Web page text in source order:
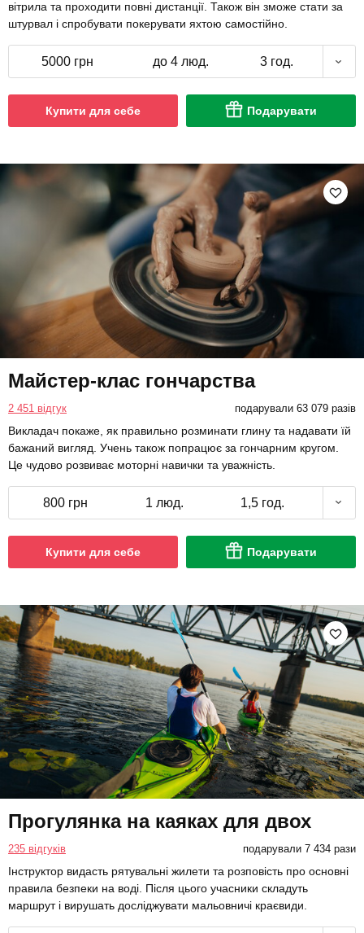
вітрила та проходити повні дистанції. Також він зможе стати за
штурвал і спробувати покерувати яхтою самостійно.
5000 грн до 4 люд. 3 год.
Купити для себе Подарувати
Майстер-клас гончарства
2 451 відгук подарували 63 079 разів
Викладач покаже, як правильно розминати глину та надавати їй
бажаний вигляд. Учень також попрацює за гончарним кругом.
Це чудово розвиває моторні навички та уважність.
800 грн 1 люд. 1,5 год.
Купити для себе Подарувати
Прогулянка на каяках для двох
235 відгуків подарували 7 434 рази
Інструктор видасть рятувальні жилети та розповість про основні
правила безпеки на воді. Після цього учасники складуть
маршрут і вирушать досліджувати мальовничі краєвиди.